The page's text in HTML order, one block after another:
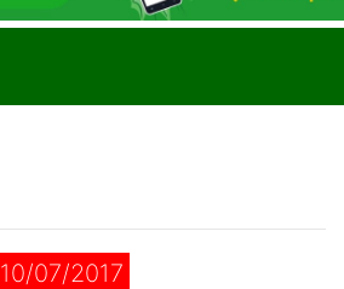
10/07/2017